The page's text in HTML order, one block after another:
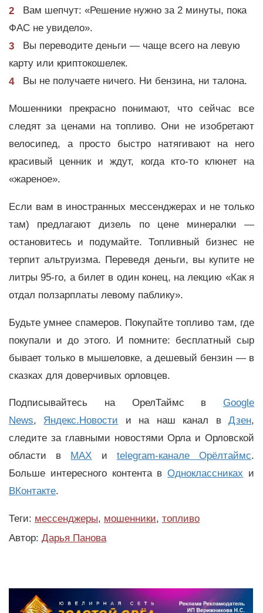
Вам шепчут: «Решение нужно за 2 минуты, пока
ФАС не увидело».
Вы переводите деньги — чаще всего на левую
карту или криптокошелек.
Вы не получаете ничего. Ни бензина, ни талона.
Мошенники прекрасно понимают, что сейчас все
следят за ценами на топливо. Они не изобретают
велосипед, а просто быстро натягивают на него
красивый ценник и ждут, когда кто-то клюнет на
«жареное».
Если вам в иностранных мессенджерах и не только
там) предлагают дизель по цене минералки —
остановитесь и подумайте. Топливный бизнес не
терпит альтруизма. Переведя деньги, вы купите не
литры 95-го, а билет в один конец, на лекцию «Как я
отдал ползарплаты левому паблику».
Будьте умнее спамеров. Покупайте топливо там, где
покупали и до этого. И помните: бесплатный сыр
бывает только в мышеловке, а дешевый бензин — в
сказках для доверчивых орловцев.
Подписывайтесь на ОрелТаймс в Google
News, Яндекс.Новости и на наш канал вДзен,
следите за главными новостями Орла и Орловской
области в MAX и telegram-канале Орёлтаймс.
Больше интересного контента вОдноклассниках и
ВКонтакте.
Теги: мессенджеры, мошенники, топливо
Автор: Дарья Панова